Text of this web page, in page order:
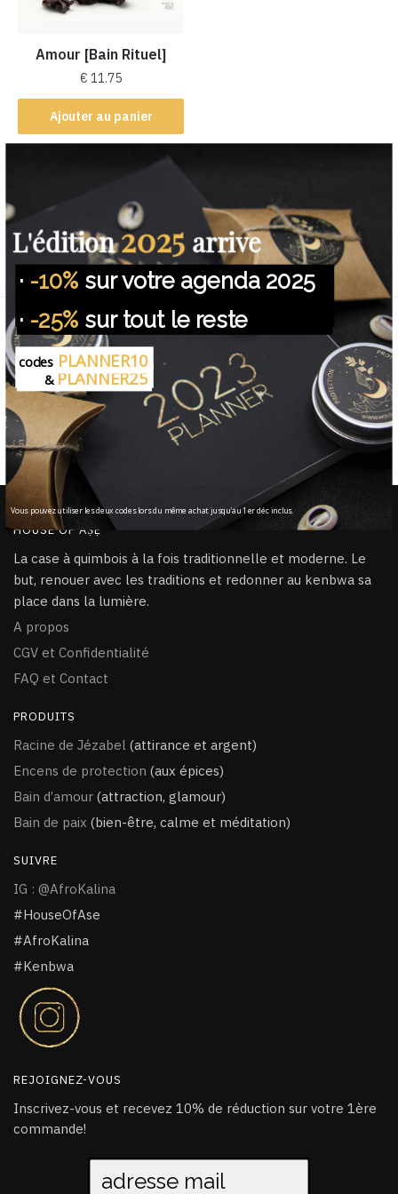
Amour [Bain Rituel]
€ 11.75
Ajouter au panier
Voici le seul résultat
Livraison offerte
Dès €45 d'achat
Fait main lors d’un rituel
Chaque produit est béni à la main
100% Sécurisé
PayPal / CB / Visa / MasterCard
HOUSE OF ÀṢẸ
La case à quimbois à la fois traditionnelle et moderne. Le
but, renouer avec les traditions et redonner au kenbwa sa
place dans la lumière.
A propos
CGV et Confidentialité
FAQ et Contact
PRODUITS
Racine de Jézabel (attirance et argent)
Encens de protection (aux épices)
Bain d’amour (attraction, glamour)
Bain de paix (bien-être, calme et méditation)
SUIVRE
IG : @AfroKalina
#HouseOfAse
#AfroKalina
#Kenbwa
REJOIGNEZ-VOUS
Inscrivez-vous et recevez 10% de réduction sur votre 1ère
commande!
L'édition2025 arrive
· -10% sur votre agenda 2025
· -25% sur tout le reste
codes PLANNER10
& PLANNER25
Vous pouvez utiliser les deux codes lors du même achat jusqu'au 1er déc inclus.